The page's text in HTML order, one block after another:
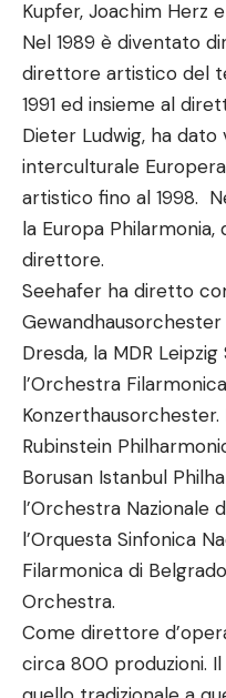
Kupfer, Joachim Herz
Nel 1989 è diventato
direttore artistico del
1991 ed insieme al
Dieter Ludwig, ha
interculturale
artistico fino al 1998.
la Europa
direttore.
Seehafer ha diretto
Gewandhausorchester
Dresda, la MDR
l’Orchestra
Rubinstein
Borusan Istanbul
l’Orchestra Nazionale
l’Orquesta Sinfonica
Filarmonica di
Orchestra.
Come direttore
circa 800 produzioni.